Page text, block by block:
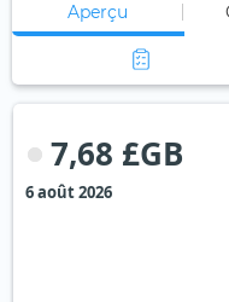
Aperçu
7,68 £GB
6 août 2026